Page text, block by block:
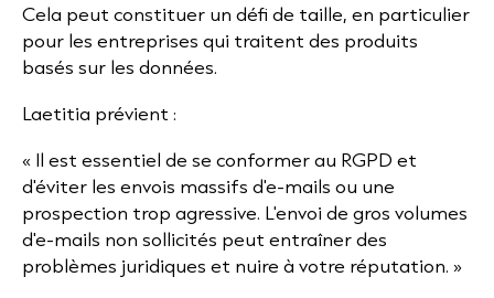
Cela peut constituer un défi de taille, en particulier
pour les entreprises qui traitent des produits
basés sur les données.
Laetitia prévient :
« Il est essentiel de se conformer au RGPD et
d'éviter les envois massifs d'e-mails ou une
prospection trop agressive. L'envoi de gros volumes
d'e-mails non sollicités peut entraîner des
problèmes juridiques et nuire à votre réputation. »